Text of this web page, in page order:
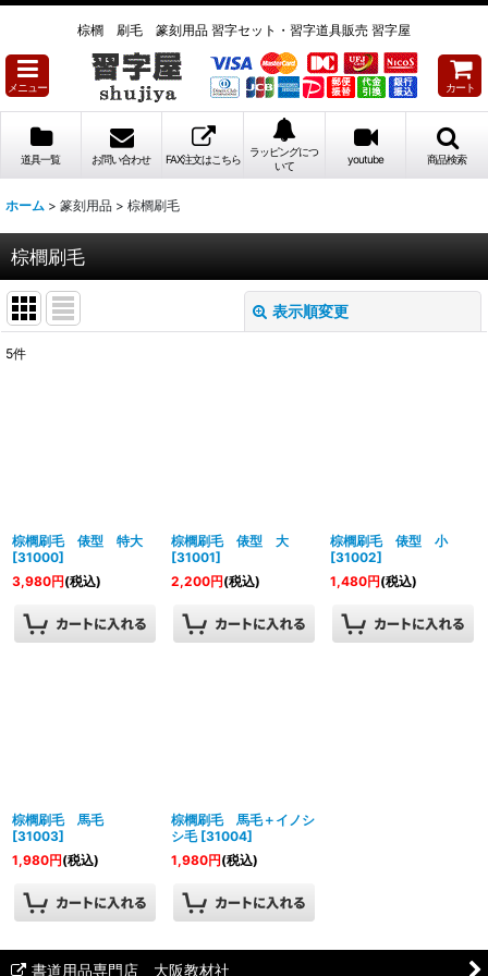
棕櫚 刷毛 篆刻用品 習字セット・習字道具販売 習字屋
メニュー カート
道具一覧 お問い合わせ FAX注文はこちら
ラッピングにつ
いて
youtube 商品検索
ホーム > 篆刻用品 > 棕櫚刷毛
棕櫚刷毛
表示順変更
5件
棕櫚刷毛 俵型 特大
[31000]
3,980円(税込)
棕櫚刷毛 俵型 大
[31001]
2,200円(税込)
棕櫚刷毛 俵型 小
[31002]
1,480円(税込)
棕櫚刷毛 馬毛
[31003]
1,980円(税込)
棕櫚刷毛 馬毛＋イノシ
シ毛 [31004]
1,980円(税込)
書道用品専門店 大阪教材社